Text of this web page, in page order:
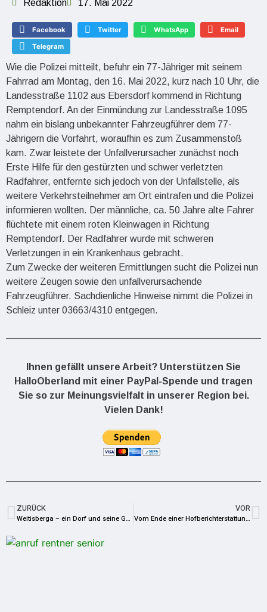
Redaktion 17. Mai 2022
Facebook Twitter WhatsApp Email
Telegram
Wie die Polizei mitteilt, befuhr ein 77-Jähriger mit seinem
Fahrrad am Montag, den 16. Mai 2022, kurz nach 10 Uhr, die
Landesstraße 1102 aus Ebersdorf kommend in Richtung
Remptendorf. An der Einmündung zur Landesstraße 1095
nahm ein bislang unbekannter Fahrzeugführer dem 77-
Jährigern die Vorfahrt, woraufhin es zum Zusammenstoß
kam. Zwar leistete der Unfallverursacher zunächst noch
Erste Hilfe für den gestürzten und schwer verletzten
Radfahrer, entfernte sich jedoch von der Unfallstelle, als
weitere Verkehrsteilnehmer am Ort eintrafen und die Polizei
informieren wollten. Der männliche, ca. 50 Jahre alte Fahrer
flüchtete mit einem roten Kleinwagen in Richtung
Remptendorf. Der Radfahrer wurde mit schweren
Verletzungen in ein Krankenhaus gebracht.
Zum Zwecke der weiteren Ermittlungen sucht die Polizei nun
weitere Zeugen sowie den unfallverursachende
Fahrzeugführer. Sachdienliche Hinweise nimmt die Polizei in
Schleiz unter 03663/4310 entgegen.
Ihnen gefällt unsere Arbeit? Unterstützen Sie
HalloOberland mit einer PayPal-Spende und tragen
Sie so zur Meinungsvielfalt in unserer Region bei.
Vielen Dank!
ZURÜCK
Weitisberga – ein Dorf und seine Geschichte(n)
VOR
Vom Ende einer Hofberichterstattung und unüberlegten Äußerungen: Ein Kommentar zum Abwahlverfahren gegen Bürgermeister Thomas Weigelt